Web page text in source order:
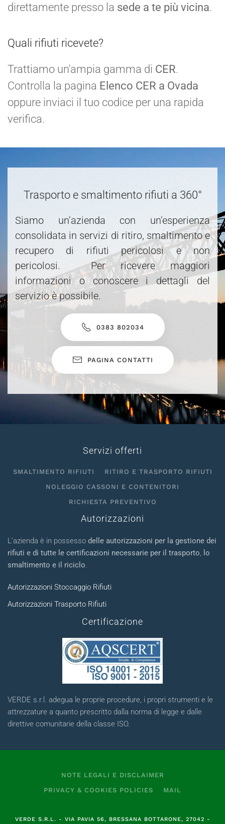
direttamente presso la sede a te più vicina.
Quali rifiuti ricevete?
Trattiamo un'ampia gamma di CER.
Controlla la pagina Elenco CER a Ovada
oppure inviaci il tuo codice per una rapida
verifica.
Trasporto e smaltimento rifiuti a 360°
Siamo un’azienda con un’esperienza
consolidata in servizi di ritiro, smaltimento e
recupero di rifiuti pericolosi e non
pericolosi. Per ricevere maggiori
informazioni o conoscere i dettagli del
servizio è possibile.
0383 802034
PAGINA CONTATTI
Servizi offerti
SMALTIMENTO RIFIUTI
RITIRO E TRASPORTO RIFIUTI
NOLEGGIO CASSONI E CONTENITORI
RICHIESTA PREVENTIVO
Autorizzazioni
L’azienda è in possesso delle autorizzazioni per la gestione dei
rifiuti e di tutte le certificazioni necessarie per il trasporto, lo
smaltimento e il riciclo.
Autorizzazioni Stoccaggio Rifiuti
Autorizzazioni Trasporto Rifiuti
Certificazione
VERDE s.r.l. adegua le proprie procedure, i propri strumenti e le
attrezzature a quanto prescritto dalla norma di legge e dalle
direttive comunitarie della classe ISO.
NOTE LEGALI E DISCLAIMER
PRIVACY & COOKIES POLICIES
MAIL
VERDE S.R.L. - VIA PAVIA 56, BRESSANA BOTTARONE, 27042 -